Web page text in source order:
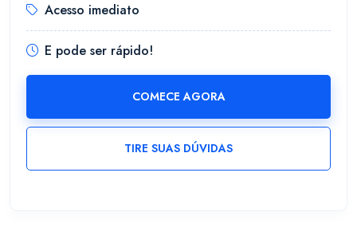
Acesso imediato
E pode ser rápido!
COMECE AGORA
TIRE SUAS DÚVIDAS